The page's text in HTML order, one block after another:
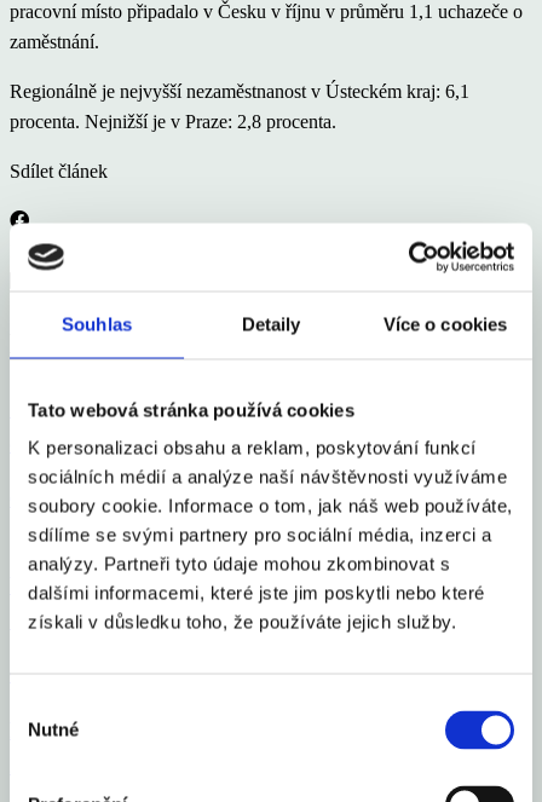
Souhlas Detaily Více o cookies
Tato webová stránka používá cookies
K personalizaci obsahu a reklam, poskytování funkcí
sociálních médií a analýze naší návštěvnosti využíváme
soubory cookie. Informace o tom, jak náš web používáte,
sdílíme se svými partnery pro sociální média, inzerci a
analýzy. Partneři tyto údaje mohou zkombinovat s
dalšími informacemi, které jste jim poskytli nebo které
získali v důsledku toho, že používáte jejich služby.
souhlasu
Nutné
pracovní místo připadalo v Česku v říjnu v průměru 1,1 uchazeče o
zaměstnání.
Regionálně je nejvyšší nezaměstnanost v Ústeckém kraj: 6,1
procenta. Nejnižší je v Praze: 2,8 procenta.
Sdílet článek
Česko se zařadilo mezi 16 elitních světových gastro
destinací roku 2026
Celý článek
Vloni v ČR zbankrotovalo 6 213 podnikatelů, o 16
% více než v roce 2024
Celý článek
Průměrná inflace v roce 2025 na 2,5 %, letos okolo